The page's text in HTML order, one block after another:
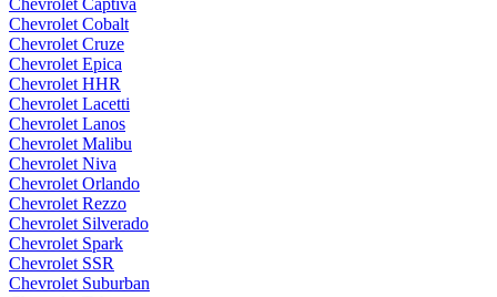
Chevrolet Captiva
Chevrolet Cobalt
Chevrolet Cruze
Chevrolet Epica
Chevrolet HHR
Chevrolet Lacetti
Chevrolet Lanos
Chevrolet Malibu
Chevrolet Niva
Chevrolet Orlando
Chevrolet Rezzo
Chevrolet Silverado
Chevrolet Spark
Chevrolet SSR
Chevrolet Suburban